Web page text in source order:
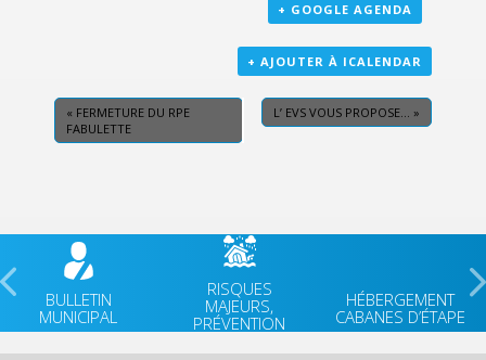
+ GOOGLE AGENDA
+ AJOUTER À ICALENDAR
« FERMETURE DU RPE
FABULETTE
L’ EVS VOUS PROPOSE… »
BULLETIN
MUNICIPAL
RISQUES
MAJEURS,
PRÉVENTION
HÉBERGEMENT
CABANES D’ÉTAPE